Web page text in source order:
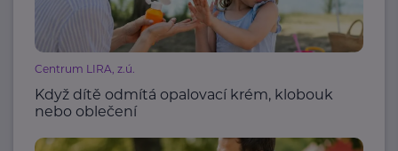
Centrum LIRA, z.ú.
Když dítě odmítá opalovací krém, klobouk
nebo oblečení